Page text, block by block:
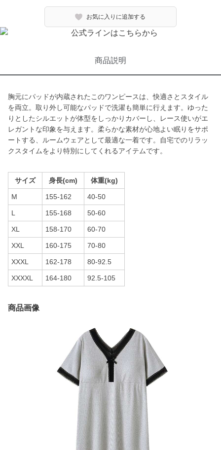
お気に入りに追加する
商品説明
胸元にパッドが内蔵されたこのワンピースは、快適さとスタイル
を両立。取り外し可能なパッドで洗濯も簡単に行えます。ゆった
りとしたシルエットが体型をしっかりカバーし、レース使いがエ
レガントな印象を与えます。柔らかな素材が心地よい眠りをサポ
ートする、ルームウェアとして最適な一着です。自宅でのリラッ
クスタイムをより特別にしてくれるアイテムです。
サイズ 身長(cm) 体重(kg)
M 155-162 40-50
L 155-168 50-60
XL 158-170 60-70
XXL 160-175 70-80
XXXL 162-178 80-92.5
XXXXL 164-180 92.5-105
商品画像